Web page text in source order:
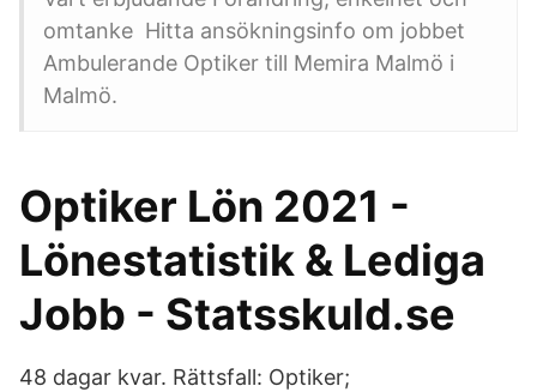
omtanke Hitta ansökningsinfo om jobbet
Ambulerande Optiker till Memira Malmö i
Malmö.
Optiker Lön 2021 -
Lönestatistik & Lediga
Jobb - Statsskuld.se
48 dagar kvar. Rättsfall: Optiker;